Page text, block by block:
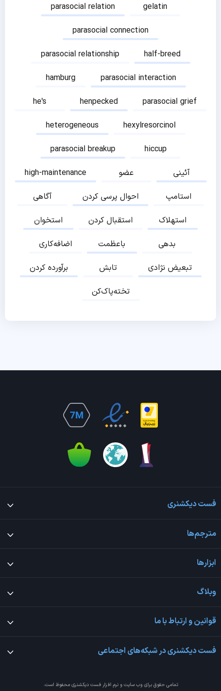
parasocial relation
gelatin
parasocial connection
parasocial relationship
half-breed
hamburg
parasocial interaction
he's
henpecked
parasocial grief
heterogeneous
hexylresorcinol
parasocial breakup
hiccup
high-maintenance
عضو
آئینی
آگاهی
احوال پرسی کردن
استامپ
استخوان
استقبال کردن
استهلاک
اضافه‌کاری
باعظمت
بدهی
برآورده کردن
تابش
تبعیض نژادی
تخته‌پاک‌کن
فست دیکشنری
مترجم‌ها
ابزارها
وبلاگ
قوانین و ارتباط با ما
فست دیکشنری در شبکه‌های اجتماعی
تمامی حقوق برای وب سایت و نرم افزارفست دیکشنری محفوظ است.